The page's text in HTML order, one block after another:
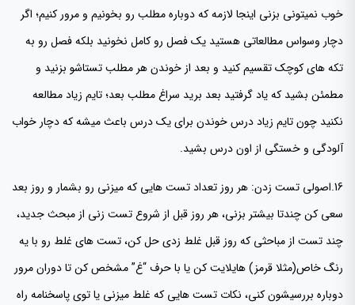
خوب نمیتونی بزنی اینجا لازمه که دوباره مطلب رو بخونیم و مرور کنیم؛ اگر
دچار وسواس مطالعاتی هستید یک فصل رو کامل نخونید بلکه فصل رو به
تکه های کوچک تقسیم کنید و بعد از خوندن هر مطلب تستاشو بزنید و
مطمئن بشید که یاد گرفتید بعد برید سراغ مطلب بعد؛ تایم زیاد مطالعه
نکنید چون تایم زیاد درس خوندن برای یک درس باعث میشه که دچار خواب
آلودگی و خستگی از اون درس بشید.
16.اصولی تست زدن: هر روز تعداد تست هایی که میزنی رو بشمار و روز بعد
سعی کن چندتا بیشتر بزنی، هر روز قبل از شروع تست زنی از مبحث جدید،
چند تست از مباحثی که روز قبل غلط زدی حل کن، تست های غلط رو با یه
رنگ خاص(مثلا قرمز) هایلایت کن یا با حرف “غ” مشخص کن تا دوران مرور
دوباره بررسیشون کنی، نکات تست هایی که غلط میزنی یا توی پاسخنامه راه